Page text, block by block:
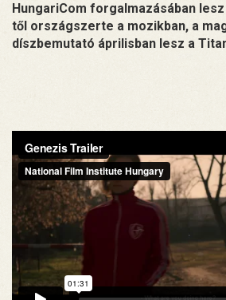
HungariCom forgalmazásában
től országszerte a mozikban, a
díszbemutató áprilisban lesz a